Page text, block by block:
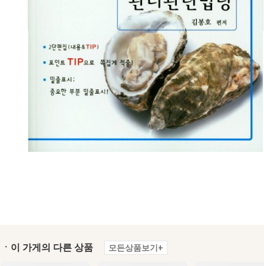
ㆍ이 가게의 다른 상품 모든상품보기+